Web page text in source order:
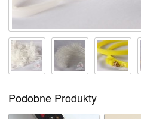
Podobne Produkty